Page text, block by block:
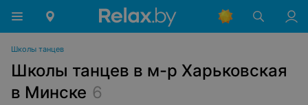
Школы танцев
Школы танцев в м-р Харьковская
в Минске 6